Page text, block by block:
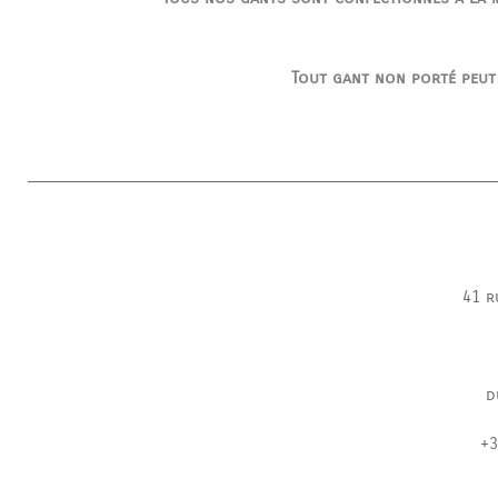
Tout gant non porté
41